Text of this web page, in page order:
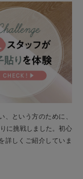
、という方のために、
に挑戦しました。初心
詳しくご紹介していま